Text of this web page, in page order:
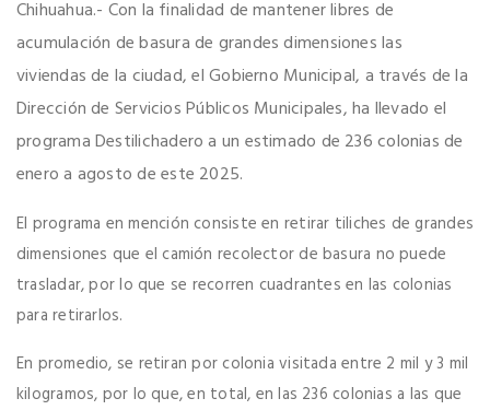
Chihuahua.- Con la finalidad de mantener libres de
acumulación de basura de grandes dimensiones las
viviendas de la ciudad, el Gobierno Municipal, a través de la
Dirección de Servicios Públicos Municipales, ha llevado el
programa Destilichadero a un estimado de 236 colonias de
enero a agosto de este 2025.
El programa en mención consiste en retirar tiliches de grandes
dimensiones que el camión recolector de basura no puede
trasladar, por lo que se recorren cuadrantes en las colonias
para retirarlos.
En promedio, se retiran por colonia visitada entre 2 mil y 3 mil
kilogramos, por lo que, en total, en las 236 colonias a las que